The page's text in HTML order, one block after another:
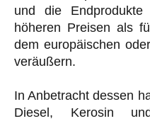
und die
höheren Preisen als
dem europäischen
veräußern.
In Anbetracht dessen
Diesel, Kerosin